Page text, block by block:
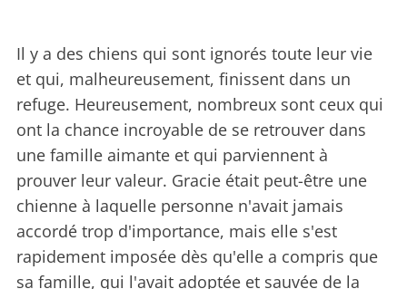
Il y a des chiens qui sont ignorés toute leur vie
et qui, malheureusement, finissent dans un
refuge. Heureusement, nombreux sont ceux qui
ont la chance incroyable de se retrouver dans
une famille aimante et qui parviennent à
prouver leur valeur. Gracie était peut-être une
chienne à laquelle personne n'avait jamais
accordé trop d'importance, mais elle s'est
rapidement imposée dès qu'elle a compris que
sa famille, qui l'avait adoptée et sauvée de la